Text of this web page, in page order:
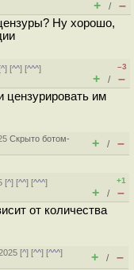
+ / –
Ну хорошо,
^] [^^] [^^^]
–3
+ / –
цензурировать им
Скрыто ботом-
+ / –
[^] [^^] [^^^]
+1
+ / –
от количества
[^] [^^] [^^^]
+ / –